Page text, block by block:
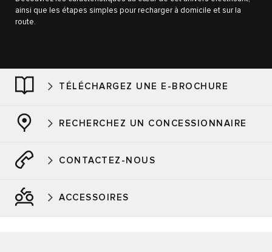
ainsi que les étapes simples pour recharger à domicile et sur la
route.
TÉLÉCHARGEZ UNE E-BROCHURE
RECHERCHEZ UN CONCESSIONNAIRE
CONTACTEZ-NOUS
ACCESSOIRES